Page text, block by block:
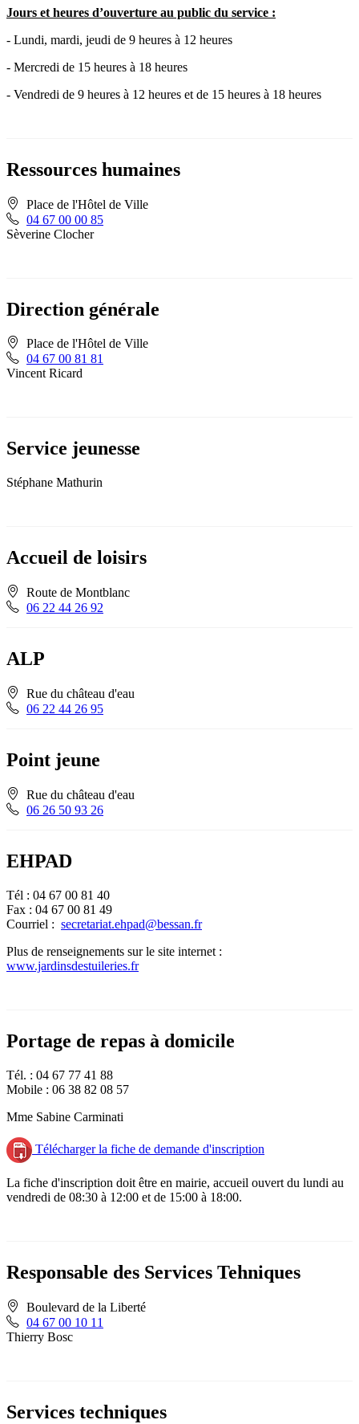
Jours et heures d’ouverture au public du service :
- Lundi, mardi, jeudi de 9 heures à 12 heures
- Mercredi de 15 heures à 18 heures
- Vendredi de 9 heures à 12 heures et de 15 heures à 18 heures
Ressources humaines
Place de l'Hôtel de Ville
04 67 00 00 85
Sèverine Clocher
Direction générale
Place de l'Hôtel de Ville
04 67 00 81 81
Vincent Ricard
Service jeunesse
Stéphane Mathurin
Accueil de loisirs
Route de Montblanc
06 22 44 26 92
ALP
Rue du château d'eau
06 22 44 26 95
Point jeune
Rue du château d'eau
06 26 50 93 26
EHPAD
Tél : 04 67 00 81 40
Fax : 04 67 00 81 49
Courriel : secretariat.ehpad@bessan.fr
Plus de renseignements sur le site internet :
www.jardinsdestuileries.fr
Portage de repas à domicile
Tél. : 04 67 77 41 88
Mobile : 06 38 82 08 57
Mme Sabine Carminati
Télécharger la fiche de demande d'inscription
La fiche d'inscription doit être en mairie, accueil ouvert du lundi au
vendredi de 08:30 à 12:00 et de 15:00 à 18:00.
Responsable des Services Tehniques
Boulevard de la Liberté
04 67 00 10 11
Thierry Bosc
Services techniques